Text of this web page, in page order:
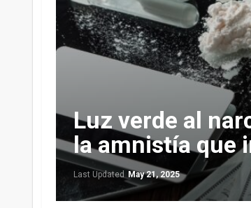
Luz verde al
la amnistía que
Last Updated May 21, 2025